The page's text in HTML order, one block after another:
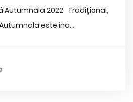
Autumnala 2022 Tradițional,
este ina...